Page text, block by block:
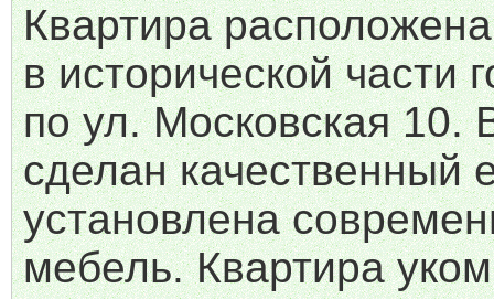
Квартира расположена
в исторической части
по ул. Московская 10.
сделан качественный
установлена
мебель. Квартира